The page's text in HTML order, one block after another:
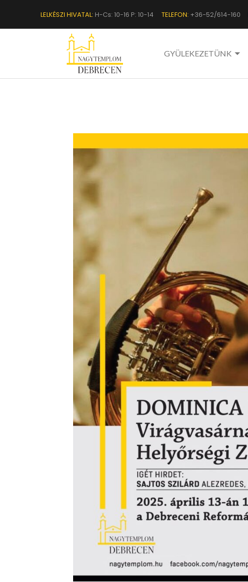
LELKÉSZI HIVATAL: H-Cs: 10-16 P: 10-14 TELEFON: +36-52/614-160
GYÜLEKEZETÜNK